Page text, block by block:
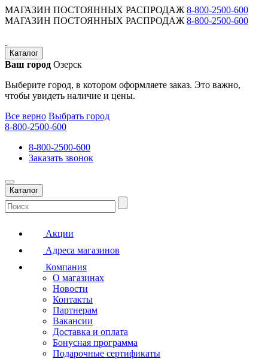
МАГАЗИН ПОСТОЯННЫХ РАСПРОДАЖ 8-800-2500-600
МАГАЗИН ПОСТОЯННЫХ РАСПРОДАЖ 8-800-2500-600
Каталог
Ваш город Озерск
Выберите город, в котором оформляете заказ. Это важно,
чтобы увидеть наличие и цены.
Все верно Выбрать город
8-800-2500-600
8-800-2500-600
Заказать звонок
Каталог
Акции
Адреса магазинов
Компания
О магазинах
Новости
Контакты
Партнерам
Вакансии
Доставка и оплата
Бонусная программа
Подарочные сертификаты